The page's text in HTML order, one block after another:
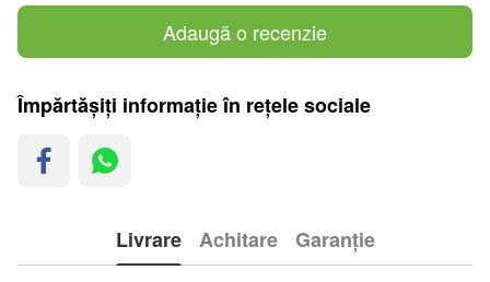
Adaugă o recenzie
Împărtășiți informație în rețele sociale
Livrare Achitare Garanție